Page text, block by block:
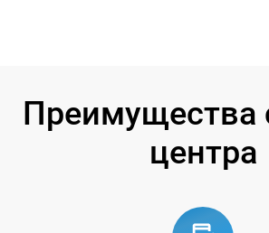
Преимущества
центра